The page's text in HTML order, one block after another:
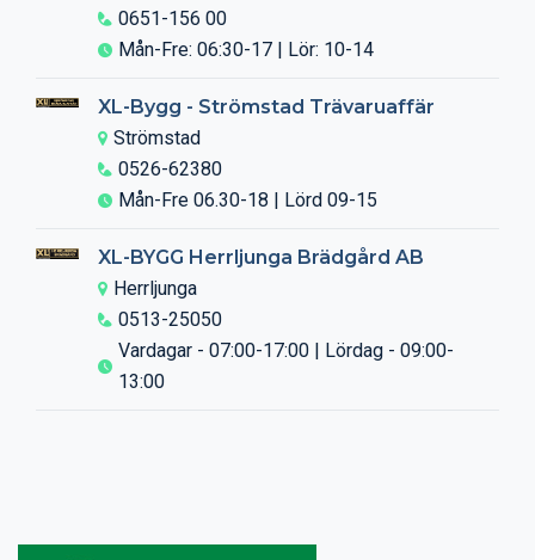
0651-156 00
Mån-Fre: 06:30-17 | Lör: 10-14
XL-Bygg - Strömstad Trävaruaffär
Strömstad
0526-62380
Mån-Fre 06.30-18 | Lörd 09-15
XL-BYGG Herrljunga Brädgård AB
Herrljunga
0513-25050
Vardagar - 07:00-17:00 | Lördag - 09:00-
13:00